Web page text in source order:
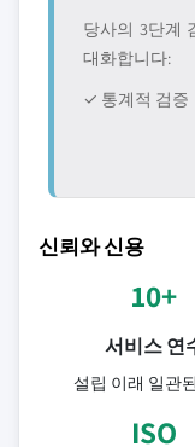
당사의 3단계
대화합니다:
✓ 통계적 검증
신뢰와 신용
10+
서비스 연
설립 이래 일관
ISO